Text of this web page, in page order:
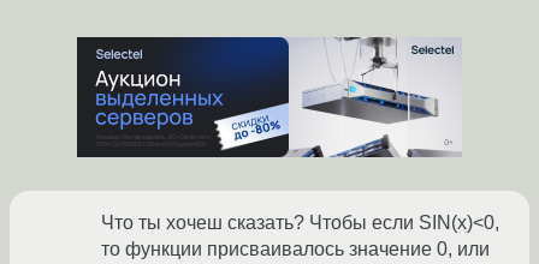
Что ты хочеш сказать? Чтобы если SIN(х)<0,
то функции присваивалось значение 0, или